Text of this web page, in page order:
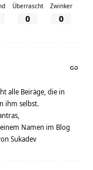
Überrascht
0
Zwinker
0
alle Beiräge, die in
ihm selbst.
Namen im Blog
Sukadev